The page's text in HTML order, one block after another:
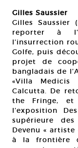
Gilles Saussier
Gilles Saussier
reporter à
l’insurrection
Golfe, puis
projet de
bangladais de
«Villa Medicis
Calcutta. De
the Fringe,
l’exposition
supérieure
Devenu «
à la frontière